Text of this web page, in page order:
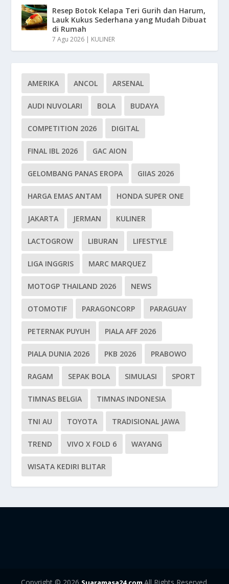
Resep Botok Kelapa Teri Gurih dan Harum,
Lauk Kukus Sederhana yang Mudah Dibuat
di Rumah
7 Agu 2026 | KULINER
AMERIKA ANCOL ARSENAL
AUDI NUVOLARI BOLA BUDAYA
COMPETITION 2026 DIGITAL
FINAL IBL 2026 GAC AION
GELOMBANG PANAS EROPA GIIAS 2026
HARGA EMAS ANTAM HONDA SUPER ONE
JAKARTA JERMAN KULINER
LACTOGROW LIBURAN LIFESTYLE
LIGA INGGRIS MARC MARQUEZ
MOTOGP THAILAND 2026 NEWS
OTOMOTIF PARAGONCORP PARAGUAY
PETERNAK PUYUH PIALA AFF 2026
PIALA DUNIA 2026 PKB 2026 PRABOWO
RAGAM SEPAK BOLA SIMULASI SPORT
TIMNAS BELGIA TIMNAS INDONESIA
TNI AU TOYOTA TRADISIONAL JAWA
TREND VIVO X FOLD 6 WAYANG
WISATA KEDIRI BLITAR